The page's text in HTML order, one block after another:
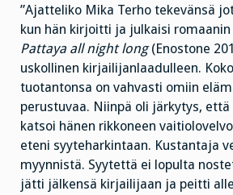
”Ajatteliko Mika Terho tekevänsä
kun hän kirjoitti ja julkaisi romaanin
Pattaya all night long(Enostone
uskollinen kirjailijanlaadulleen.
tuotantonsa on vahvasti omiin
perustuvaa. Niinpä oli järkytys,
katsoi hänen rikkoneen
eteni syyteharkintaan. Kustantaja
myynnistä. Syytettä ei lopulta
jätti jälkensä kirjailijaan ja peitti